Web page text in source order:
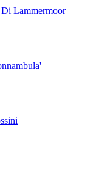
Lammermoor